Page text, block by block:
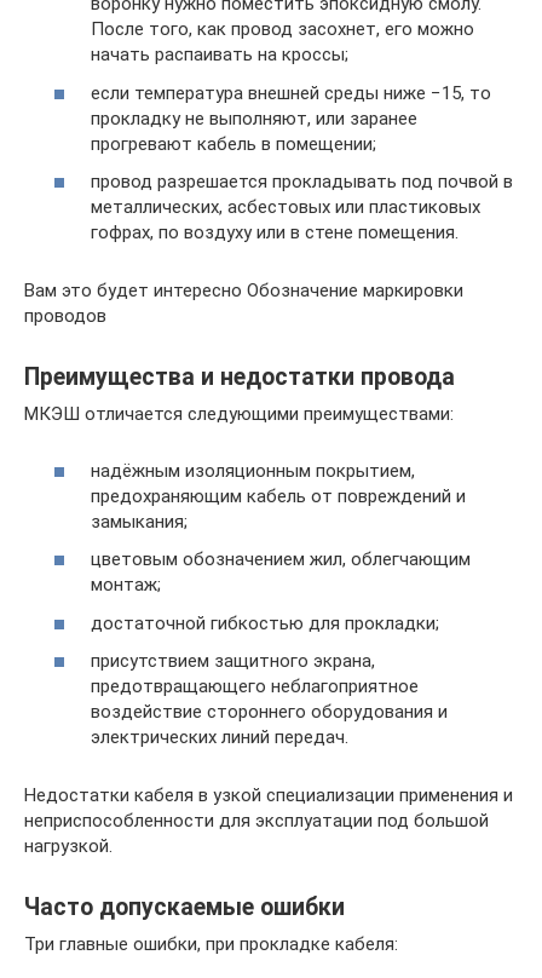
После того, как провод засохнет, его можно
начать распаивать на кроссы;
если температура внешней среды ниже −15, то
прокладку не выполняют, или заранее
прогревают кабель в помещении;
провод разрешается прокладывать под почвой в
металлических, асбестовых или пластиковых
гофрах, по воздуху или в стене помещения.
Вам это будет интересно Обозначение маркировки
проводов
Преимущества и недостатки провода
МКЭШ отличается следующими преимуществами:
надёжным изоляционным покрытием,
предохраняющим кабель от повреждений и
замыкания;
цветовым обозначением жил, облегчающим
монтаж;
достаточной гибкостью для прокладки;
присутствием защитного экрана,
предотвращающего неблагоприятное
воздействие стороннего оборудования и
электрических линий передач.
Недостатки кабеля в узкой специализации применения и
неприспособленности для эксплуатации под большой
нагрузкой.
Часто допускаемые ошибки
Три главные ошибки, при прокладке кабеля: